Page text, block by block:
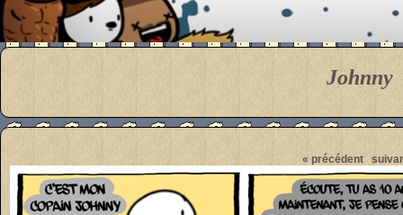
Pendant ce temps... Par
Johnny
« précédent